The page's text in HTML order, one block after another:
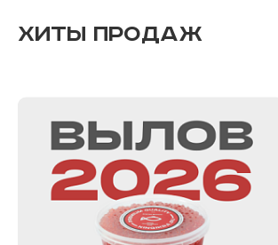
ХИТЫ ПРОДАЖ